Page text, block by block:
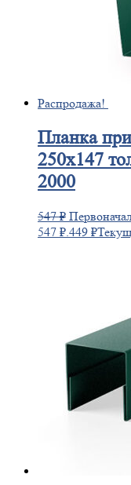
Распродажа!
Планка
250х147
2000
547₽
547 ₽.449 ₽